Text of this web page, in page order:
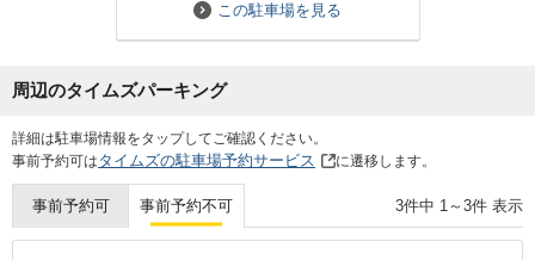
この駐車場を見る
周辺のタイムズパーキング
詳細は駐車場情報をタップしてご確認ください。
事前予約可はタイムズの駐車場予約サービス に遷移します。
事前予約可 事前予約不可 3件中 1 ～ 3件 表示